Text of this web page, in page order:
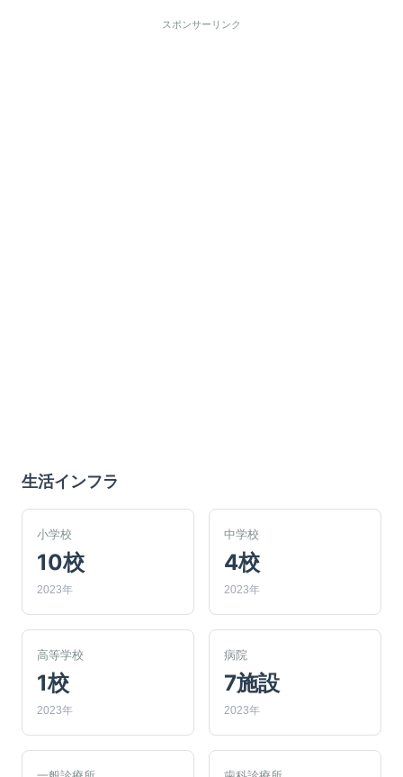
スポンサーリンク
生活インフラ
小学校
10校
2023年
中学校
4校
2023年
高等学校
1校
2023年
病院
7施設
2023年